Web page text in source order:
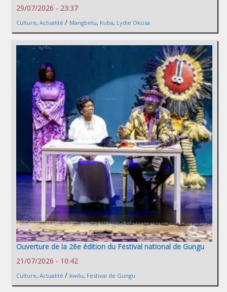
29/07/2026 - 23:37
Culture, Actualité / Mangbetu, Kuba, Lydie Okosa
Ouverture de la 26e édition du Festival national de Gungu
21/07/2026 - 10:42
Culture, Actualité / kwilu, Festival de Gungu